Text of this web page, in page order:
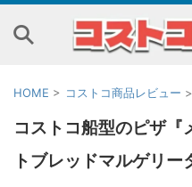
HOME > コストコ商品レビュー >
コストコ船型のピザ『
トブレッドマルゲリー